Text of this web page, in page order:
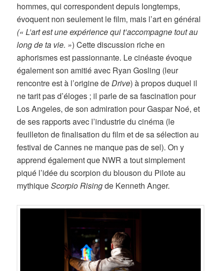
hommes, qui correspondent depuis longtemps,
évoquent non seulement le film, mais l’art en général
(« L’art est une expérience qui t’accompagne tout au
long de ta vie. ») Cette discussion riche en
aphorismes est passionnante. Le cinéaste évoque
également son amitié avec Ryan Gosling (leur
rencontre est à l’origine deDrive) à propos duquel il
ne tarit pas d’éloges ; il parle de sa fascination pour
Los Angeles, de son admiration pour Gaspar Noé, et
de ses rapports avec l’industrie du cinéma (le
feuilleton de finalisation du film et de sa sélection au
festival de Cannes ne manque pas de sel). On y
apprend également que NWR a tout simplement
piqué l’idée du scorpion du blouson du Pilote au
mythiqueScorpio Risingde Kenneth Anger.